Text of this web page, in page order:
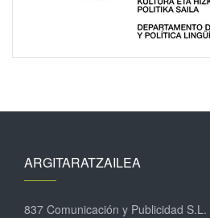
ARGITARATZAILEA
837 Comunicación y Publicidad S.L.